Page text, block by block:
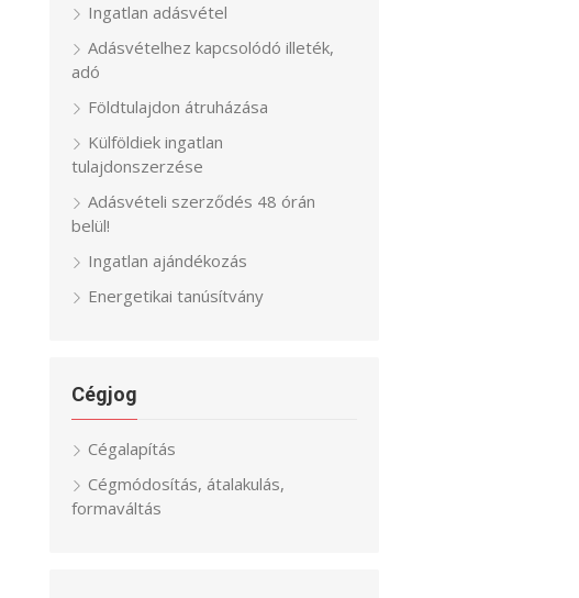
Ingatlan adásvétel
Adásvételhez kapcsolódó illeték,
adó
Földtulajdon átruházása
Külföldiek ingatlan
tulajdonszerzése
Adásvételi szerződés 48 órán
belül!
Ingatlan ajándékozás
Energetikai tanúsítvány
Cégjog
Cégalapítás
Cégmódosítás, átalakulás,
formaváltás